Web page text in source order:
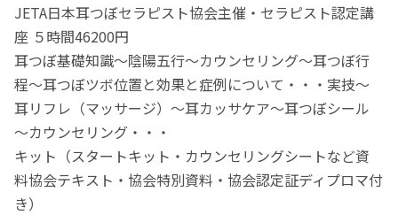
JETA日本耳つぼセラピスト協会主催・セラピスト認定講
座 ５時間46200円
耳つぼ基礎知識～陰陽五行～カウンセリング～耳つぼ行
程～耳つぼツボ位置と効果と症例について・・・実技～
耳リフレ（マッサージ）～耳カッサケア～耳つぼシール
～カウンセリング・・・
キット（スタートキット・カウンセリングシートなど資
料協会テキスト・協会特別資料・協会認定証ディプロマ付
き）